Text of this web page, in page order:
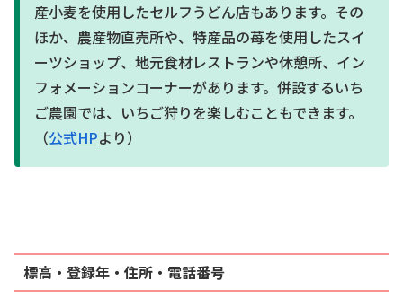
産小麦を使用したセルフうどん店もあります。その
ほか、農産物直売所や、特産品の苺を使用したスイ
ーツショップ、地元食材レストランや休憩所、イン
フォメーションコーナーがあります。併設するいち
ご農園では、いちご狩りを楽しむこともできます。
（公式HPより）
標高・登録年・住所・電話番号